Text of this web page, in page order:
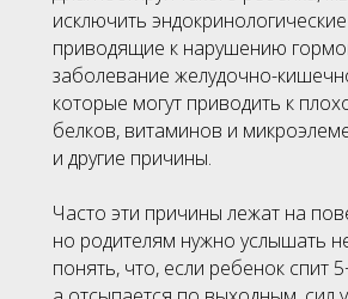
исключить
приводящие к нарушению
заболевание желудочно-
которые могут приводить к
белков, витаминов и
и другие причины.
Часто эти причины лежат на
но родителям нужно услышать
понять, что, если ребенок спит